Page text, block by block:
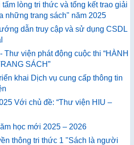
lòng tri thức và tổng kết trao giải
những trang sách" năm 2025
dẫn truy cập và sử dụng CSDL
Thư viện phát động cuộc thi “HÀNH
SÁCH”
khai Dịch vụ cung cấp thông tin
Với chủ đề: “Thư viện HIU –
học mới 2025 – 2026
thông tri thức 1 "Sách là người